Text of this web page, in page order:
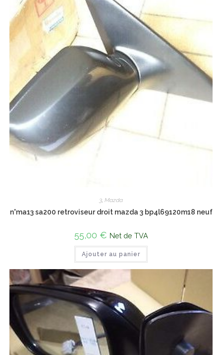
3, Mazda
n°ma13 sa200 retroviseur droit mazda 3 bp4l69120m18 neuf
55,00 € Net de TVA
Ajouter au panier